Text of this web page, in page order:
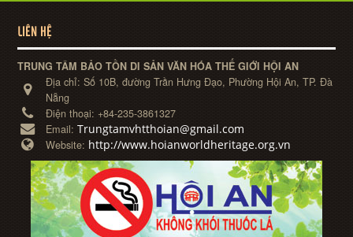
LIÊN HỆ
TRUNG TÂM BẢO TỒN DI SẢN VĂN HÓA THẾ GIỚI HỘI AN
Địa chỉ:Số 10B, đường Trần Hưng Đạo, Phường Hội An, TP. Đà
Nẵng
Điện thoại: +84-235-3861327
Email:Trungtamvhtthoian@gmail.com
Website: http://www.hoianworldheritage.org.vn